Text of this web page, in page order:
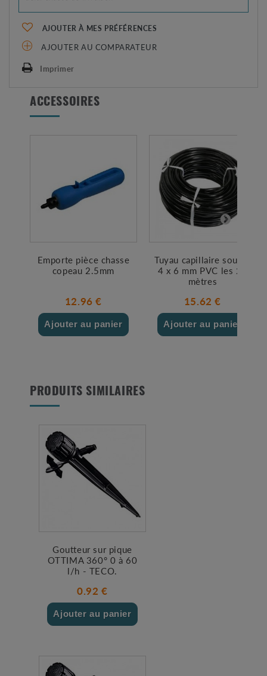
AJOUTER À MES PRÉFÉRENCES
AJOUTER AU COMPARATEUR
Imprimer
ACCESSOIRES
Emporte pièce chasse
copeau 2.5mm
12.96 €
Ajouter au panier
Tuyau capillaire souple
4 x 6 mm PVC les 25
mètres
15.62 €
Ajouter au panier
PRODUITS SIMILAIRES
Goutteur sur pique
OTTIMA 360° 0 à 60
l/h - TECO.
0.92 €
Ajouter au panier